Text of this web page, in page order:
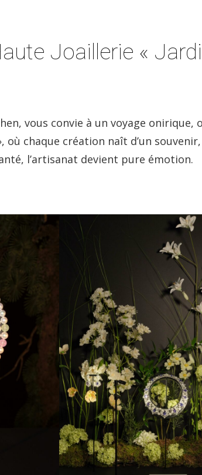
Joaillerie «
vous convie à un voyage onirique,
où chaque création naît d’un
l’artisanat devient pure émotion.